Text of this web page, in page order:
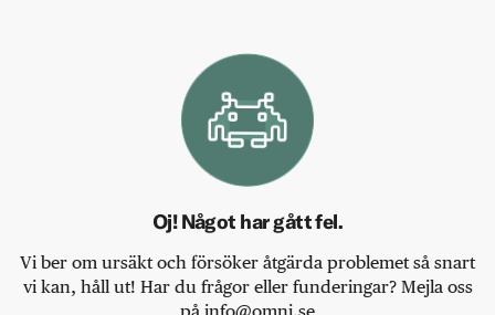
Oj! Något har gått fel.
Vi ber om ursäkt och försöker åtgärda problemet så snart
vi kan, håll ut! Har du frågor eller funderingar? Mejla oss